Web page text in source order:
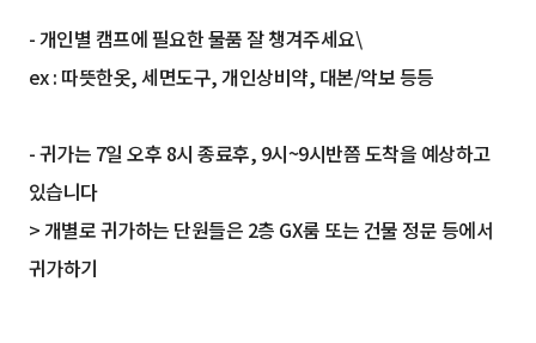
- 개인별 캠프에 필요한 물품 잘 챙겨주세요\
ex : 따뜻한옷, 세면도구, 개인상비약, 대본/악보 등등
- 귀가는 7일 오후 8시 종료후, 9시~9시반쯤 도착을 예상하고
있습니다
> 개별로 귀가하는 단원들은 2층 GX룸 또는 건물 정문 등에서
귀가하기